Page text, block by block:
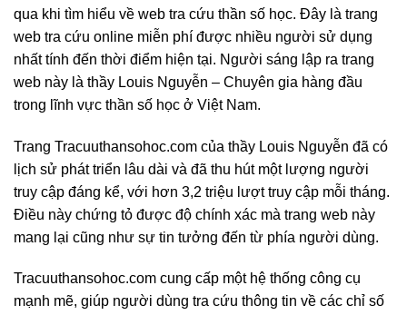
qua khi tìm hiểu về web tra cứu thần số học. Đây là trang
web tra cứu online miễn phí được nhiều người sử dụng
nhất tính đến thời điểm hiện tại. Người sáng lập ra trang
web này là thầy Louis Nguyễn – Chuyên gia hàng đầu
trong lĩnh vực thần số học ở Việt Nam.
Trang Tracuuthansohoc.com của thầy Louis Nguyễn đã có
lịch sử phát triển lâu dài và đã thu hút một lượng người
truy cập đáng kể, với hơn 3,2 triệu lượt truy cập mỗi tháng.
Điều này chứng tỏ được độ chính xác mà trang web này
mang lại cũng như sự tin tưởng đến từ phía người dùng.
Tracuuthansohoc.com cung cấp một hệ thống công cụ
mạnh mẽ, giúp người dùng tra cứu thông tin về các chỉ số